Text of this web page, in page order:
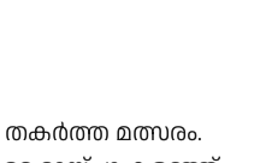
മത്സരം.